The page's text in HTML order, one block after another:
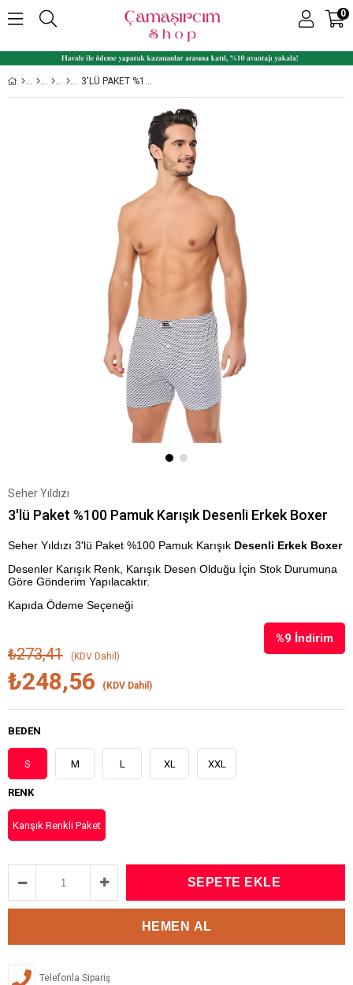
0
3'LÜ PAKET %100 PAMUK KARIŞIK DESENLI ERKEK BOXER
Seher Yıldızı
3'lü Paket %100 Pamuk Karışık Desenli Erkek Boxer
Seher Yıldızı 3'lü Paket %100 Pamuk Karışık Desenli Erkek Boxer
Desenler Karışık Renk, Karışık Desen Olduğu İçin Stok Durumuna
Göre Gönderim Yapılacaktır.
Kapıda Ödeme Seçeneği
%9 İndirim
₺273,41 (KDV Dahil)
₺248,56 (KDV Dahil)
BEDEN
S M L XL XXL
RENK
Karışık Renkli Paket
Telefonla Sipariş